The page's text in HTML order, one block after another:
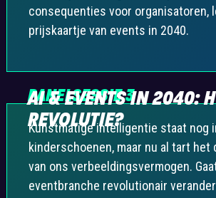
consequenties voor organisatoren,
prijskaartje van events in 2040.
PANELSESSIE 3
AI & EVENTS IN 2040:
REVOLUTIE?
Kunstmatige intelligentie staat nog
kinderschoenen, maar nu al tart het
van ons verbeeldingsvermogen.
eventbranche revolutionair